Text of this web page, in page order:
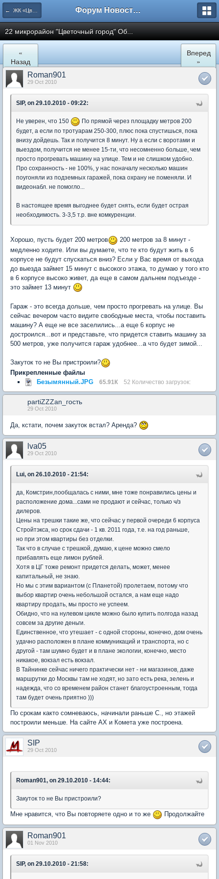
← ЖК «Цветочный город» Микрорайон 22 Форум Новостройки
22 микрорайон "Цветочный город" Об...
«
Назад
Вперед
»
Roman901
29 Oct 2010
SIP, on 29.10.2010 - 09:22:
Не уверен, что 150
По прямой через площадку метров 200
будет, а если по тротуарам 250-300, плюс пока спустишься, пока
внизу дойдешь. Так и получится 8 минут. Ну а если с воротами и
выездом, получится не менее 15-ти, что несомненно больше, чем
просто прогревать машину на улице. Тем и не слишком удобно.
Про сохранность - не 100%, у нас поначалу несколько машин
поугоняли из подземных гаражей, пока охрану не поменяли. И
видеонабл. не помогло...
В настоящее время выгоднее будет снять, если будет острая
необходимость. 3-3,5 т.р. вне комкуренции.
Хорошо, пусть будет 200 метров
200 метров за 8 минут -
медленно ходите. Или вы думаете, что те кто будут жить в 6
корпусе не будут спускаться вниз? Если у Вас время от выхода
до выезда займет 15 минут с высокого этажа, то думаю у того кто
в 6 корпусе высоко живет, да еще в самом дальнем подъезде -
это займет 13 минут
Гараж - это всегда дольше, чем просто прогревать на улице. Вы
сейчас вечером часто видите свободные места, чтобы поставить
машину? А еще не все заселились...а еще 6 корпус не
достроился...вот и представьте, что придется ставить машину за
500 метров, уже получится гараж удобнее...а что будет зимой...
Закуток то не Вы пристроили?
Прикрепленные файлы
Безымянный.JPG
65.91К 52 Количество загрузок:
partiZZZan_гость
29 Oct 2010
Да, кстати, почем закуток встал? Аренда?
lva05
29 Oct 2010
Lui, on 26.10.2010 - 21:54:
да, Комстрин,пообщалась с ними, мне тоже понравились цены и
расположение дома...сами не продают и сейчас, только ч/з
дилеров.
Цены на трешки такие же, что сейчас у первой очереди 6 корпуса
Стройтэкса, но срок сдачи - 1 кв. 2011 года, т.е. на год раньше,
но при этом квартиры без отделки.
Так что в случае с трешкой, думаю, к цене можно смело
прибавлять еще лимон рублей.
Хотя в ЦГ тоже ремонт придется делать, может, менее
капитальный, не знаю.
Но мы с этим вариантом (с Планетой) пролетаем, потому что
выбор квартир очень небольшой остался, а нам еще надо
квартиру продать, мы просто не успеем.
Обидно, что на нулевом цикле можно было купить полгода назад
совсем за другие деньги.
Единственное, что утешает - с одной стороны, конечно, дом очень
удачно расположен в плане коммуникаций и транспорта, но с
другой - там шумно будет и в плане экологии, конечно, место
никакое, вокзал есть вокзал.
В Тайнинке сейчас ничего практически нет - ни магазинов, даже
маршрутки до Москвы там не ходят, но зато есть река, зелень и
надежда, что со временем район станет благоустроенным, тогда
там будет очень приятно )))
По срокам както сомневаюсь, начинали раньше С., но этажей
построили меньше. На сайте АХ и Комета уже построена.
SIP
29 Oct 2010
Roman901, on 29.10.2010 - 14:44:
Закуток то не Вы пристроили?
Мне нравится, что Вы повторяете одно и то же Продолжайте
Roman901
01 Nov 2010
SIP, on 29.10.2010 - 21:58: